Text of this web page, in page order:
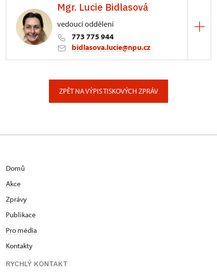
Mgr. Lucie Bidlasová
vedoucí oddělení
773 775 944
bidlasova.lucie@npu.cz
ZPĚT NA VÝPIS TISKOVÝCH ZPRÁV
Domů
Akce
Zprávy
Publikace
Pro média
Kontakty
RYCHLÝ KONTAKT